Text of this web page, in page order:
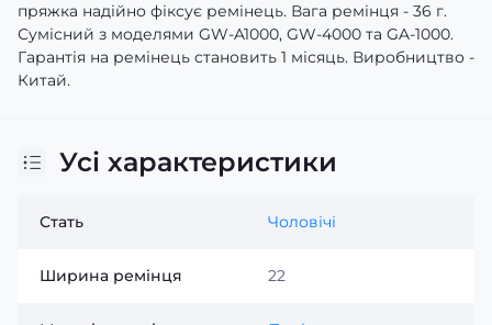
пряжка надійно фіксує ремінець. Вага ремінця - 36 г.
Сумісний з моделями GW-A1000, GW-4000 та GA-1000.
Гарантія на ремінець становить 1 місяць. Виробництво -
Китай.
Усі характеристики
Стать Чоловічі
Ширина ремінця 22